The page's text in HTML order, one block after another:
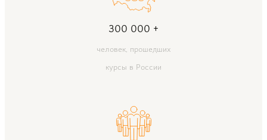
300 000 +
человек, прошедших
курсы в России